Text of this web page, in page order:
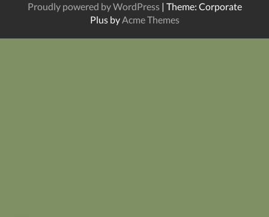
Proudly powered by WordPress | Theme: Corporate
Plus byAcme Themes